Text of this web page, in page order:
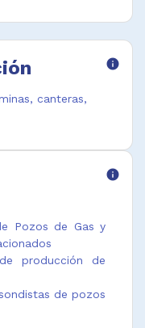
info
canteras,
info
Pozos de Gas y
producción de
de pozos